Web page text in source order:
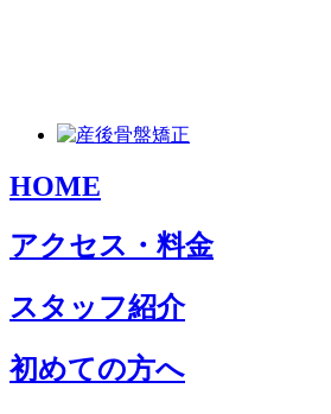
HOME
アクセス・料金
スタッフ紹介
初めての方へ